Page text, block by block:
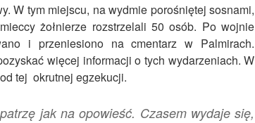
W tym miejscu, na wydmie porośniętej sosnami,
żołnierze rozstrzelali 50 osób. Po wojnie
i przeniesiono na cmentarz w Palmirach.
więcej informacji o tych wydarzeniach. W
tej okrutnej egzekucji.
jak na opowieść. Czasem wydaje się,